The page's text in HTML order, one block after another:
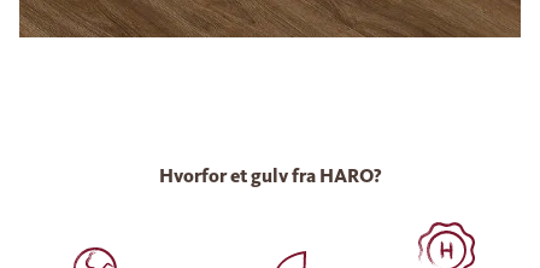
Hvorfor et gulv fra HARO?